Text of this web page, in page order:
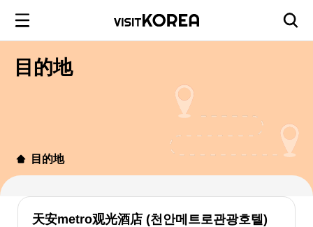
目的地
目的地
天安metro观光酒店 (천안메트로관광호텔)